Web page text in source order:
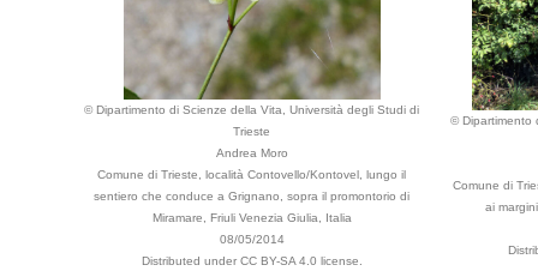
© Dipartimento di Scienze della Vita, Università degli Studi di
Trieste
Andrea Moro
Comune di Trieste, località Contovello/Kontovel, lungo il
sentiero che conduce a Grignano, sopra il promontorio di
Miramare, Friuli Venezia Giulia, Italia
08/05/2014
Distributed under CC BY-SA 4.0 license.
© Dipartimento
Comune di
ai